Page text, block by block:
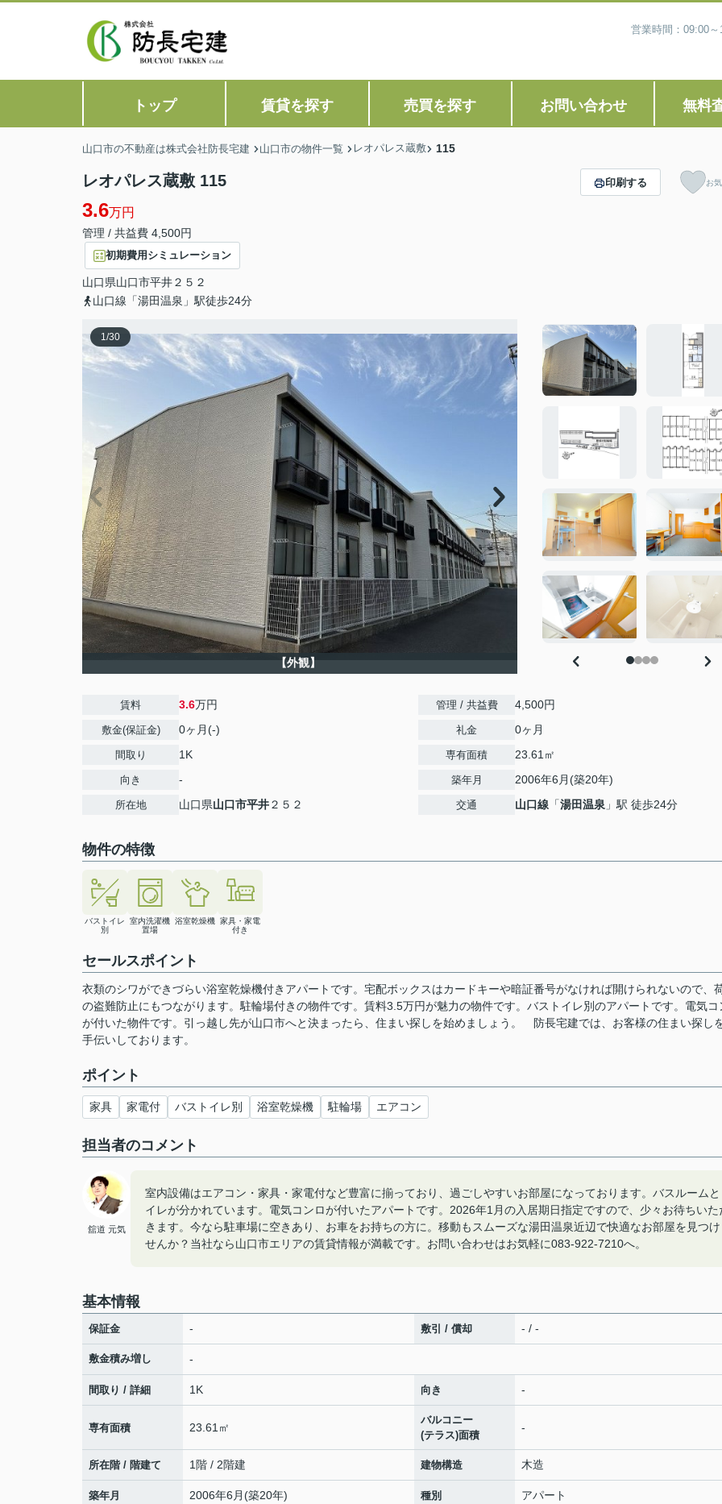
営業時間：09:00
トップ 賃貸を探す 売買を探す お問い合わせ 無料
山口市の不動産は株式会社防長宅建 山口市の物件一覧 レオパレス蔵敷 115
レオパレス蔵敷 115
3.6万円
管理 / 共益費 4,500円
初期費用シミュレーション
山口県山口市平井２５２
山口線「湯田温泉」駅徒歩24分
印刷する お
1/30
【外観】
賃料 3.6万円
敷金(保証金) 0ヶ月(-)
間取り 1K
向き -
所在地 山口県山口市平井２５２
管理 / 共益費 4,500円
礼金 0ヶ月
専有面積 23.61㎡
築年月 2006年6月(築20年)
交通 山口線 「湯田温泉 」駅 徒歩24分
物件の特徴
バストイレ
別
室内洗濯機
置場
浴室乾燥機 家具・家電
付き
セールスポイント
衣類のシワができづらい浴室乾燥機付きアパートです。宅配ボックスはカードキーや暗証番号がなければ開けられないので、
の盗難防止にもつながります。駐輪場付きの物件です。賃料3.5万円が魅力の物件です。バストイレ別のアパートです。電気コ
が付いた物件です。引っ越し先が山口市へと決まったら、住まい探しを始めましょう。 防長宅建では、お客様の住まい探し
手伝いしております。
ポイント
家具 家電付 バストイレ別 浴室乾燥機 駐輪場 エアコン
担当者のコメント
舘道 元気
室内設備はエアコン・家具・家電付など豊富に揃っており、過ごしやすいお部屋になっております。バスルーム
イレが分かれています。電気コンロが付いたアパートです。2026年1月の入居期日指定ですので、少々お待ちいた
きます。今なら駐車場に空きあり、お車をお持ちの方に。移動もスムーズな湯田温泉近辺で快適なお部屋を見つ
せんか？当社なら山口市エリアの賃貸情報が満載です。お問い合わせはお気軽に083-922-7210へ。
基本情報
保証金 - 敷引 / 償却 - / -
敷金積み増し -
間取り / 詳細 1K 向き -
専有面積 23.61㎡
バルコニー
(テラス)面積
-
所在階 / 階建て 1階 / 2階建 建物構造 木造
築年月 2006年6月(築20年) 種別 アパート